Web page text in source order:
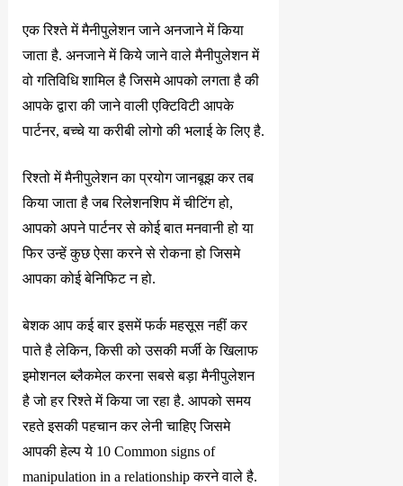
एक रिश्ते में मैनीपुलेशन जाने अनजाने में किया
जाता है. अनजाने में किये जाने वाले मैनीपुलेशन में
वो गतिविधि शामिल है जिसमे आपको लगता है की
आपके द्वारा की जाने वाली एक्टिविटी आपके
पार्टनर, बच्चे या करीबी लोगो की भलाई के लिए है.
रिश्तो में मैनीपुलेशन का प्रयोग जानबूझ कर तब
किया जाता है जब रिलेशनशिप में चीटिंग हो,
आपको अपने पार्टनर से कोई बात मनवानी हो या
फिर उन्हें कुछ ऐसा करने से रोकना हो जिसमे
आपका कोई बेनिफिट न हो.
बेशक आप कई बार इसमें फर्क महसूस नहीं कर
पाते है लेकिन, किसी को उसकी मर्जी के खिलाफ
इमोशनल ब्लैकमेल करना सबसे बड़ा मैनीपुलेशन
है जो हर रिश्ते में किया जा रहा है. आपको समय
रहते इसकी पहचान कर लेनी चाहिए जिसमे
आपकी हेल्प ये 10 Common signs of
manipulation in a relationship करने वाले है.